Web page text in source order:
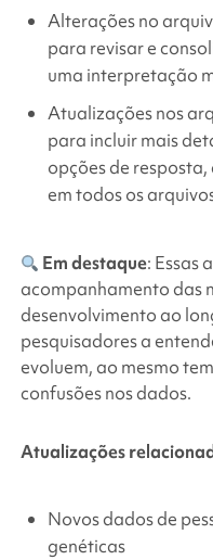
Alterações no
para revisar e
uma interpretação
Atualizações nos
para incluir mais
opções de
em todos os
Em destaque: Essas
acompanhamento das
desenvolvimento ao
pesquisadores a
evoluem, ao mesmo
confusões nos dados.
Atualizações
Novos dados de
genéticas